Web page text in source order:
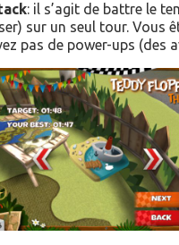
: il s’agit de battre le
sur un seul tour. Vous
pas de power-ups (des